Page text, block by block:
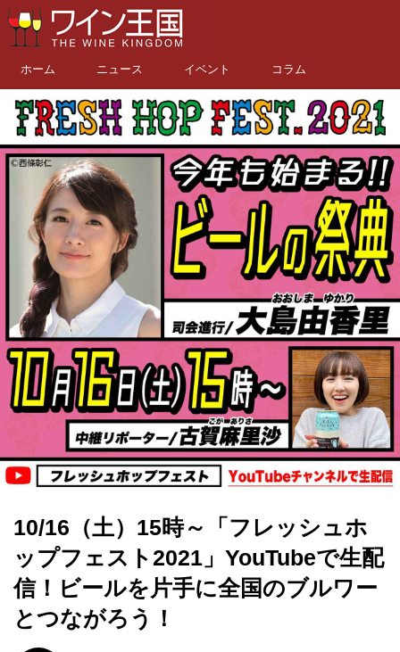
ホーム ニュース イベント コラム
10/16（土）15時～「フレッシュホ
ップフェスト2021」YouTubeで生配
信！ビールを片手に全国のブルワー
とつながろう！